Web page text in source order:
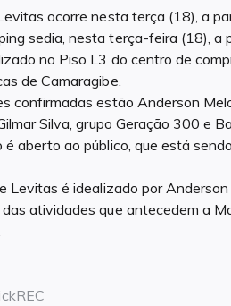
ocorre nesta terça (18), a
sedia, nesta terça-feira (18),
no Piso L3 do centro de
de Camaragibe.
confirmadas estão Anderson
Silva, grupo Geração 300 e
é aberto ao público, que está
Levitas é idealizado por
atividades que antecedem a